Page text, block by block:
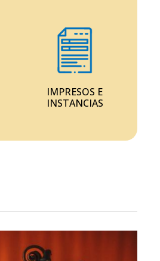
IMPRESOS E
INSTANCIAS